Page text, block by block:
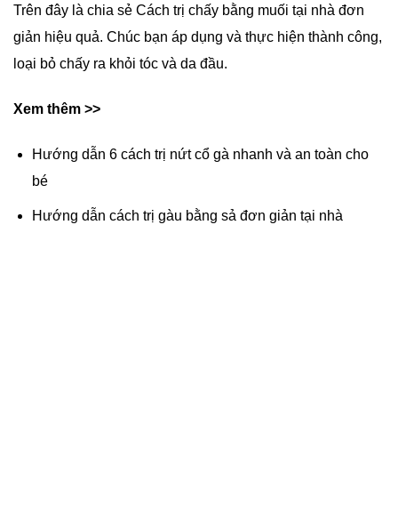
Trên đây là chia sẻ Cách trị chấy bằng muối tại nhà đơn
giản hiệu quả. Chúc bạn áp dụng và thực hiện thành công,
loại bỏ chấy ra khỏi tóc và da đầu.
Xem thêm >>
Hướng dẫn 6 cách trị nứt cổ gà nhanh và an toàn cho
bé
Hướng dẫn cách trị gàu bằng sả đơn giản tại nhà